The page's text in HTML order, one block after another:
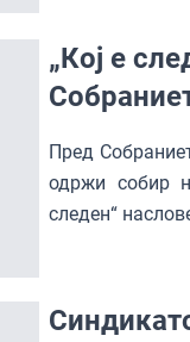
„Кој е
Пред
одржи собир
следен“